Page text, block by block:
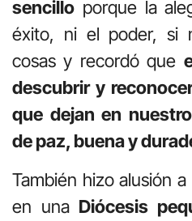
sencillo porque la
éxito, ni el poder, si
cosas y recordó que
descubrir y
que dejan en
de paz, buena y
También hizo alusión
en una Diócesis